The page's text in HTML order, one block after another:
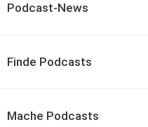
Podcast-News
Finde Podcasts
Mache Podcasts